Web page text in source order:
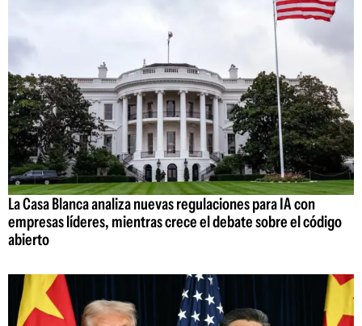
La Casa Blanca analiza nuevas regulaciones para IA con
empresas líderes, mientras crece el debate sobre el código
abierto